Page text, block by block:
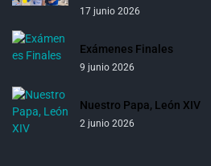
17 junio 2026
Exámenes Finales
9 junio 2026
Nuestro Papa, León XIV
2 junio 2026